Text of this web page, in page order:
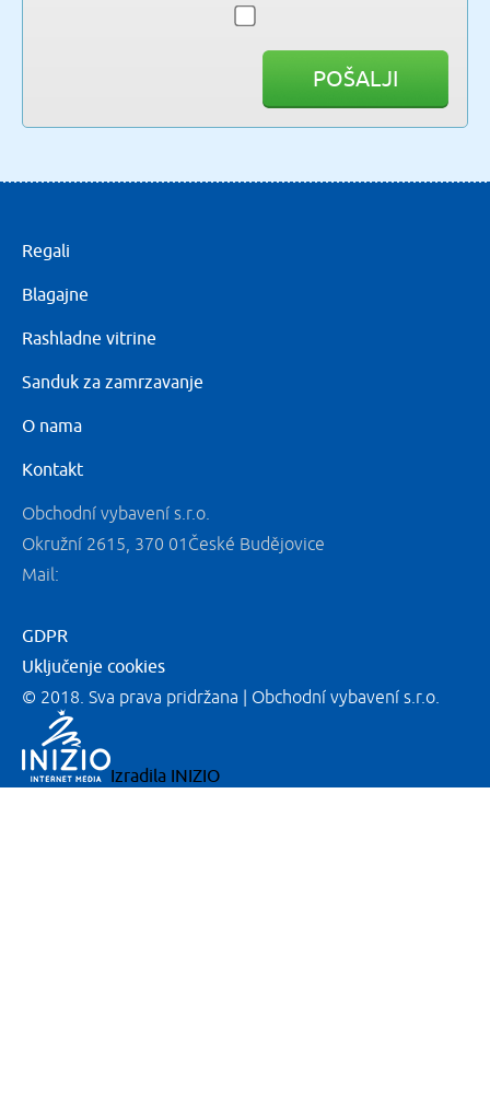
POŠALJI
Regali
Blagajne
Rashladne vitrine
Sanduk za zamrzavanje
O nama
Kontakt
Obchodní vybavení s.r.o.
Okružní 2615, 370 01České Budějovice
Mail:
GDPR
Uključenje cookies
© 2018. Sva prava pridržana | Obchodní vybavení s.r.o.
Izradila INIZIO